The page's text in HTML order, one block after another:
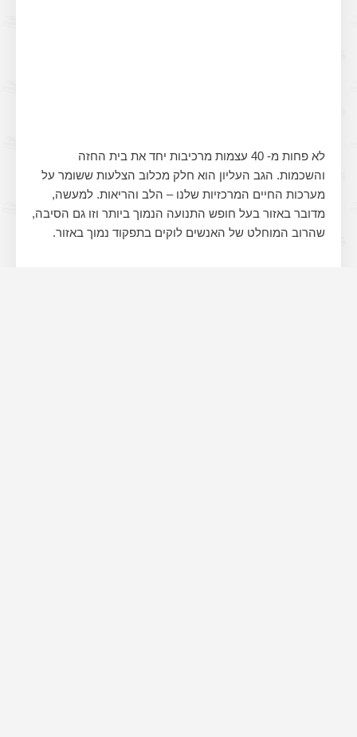
לא פחות מ- 40 עצמות מרכיבות יחד את בית החזה
והשכמות. הגב העליון הוא חלק מכלוב הצלעות ששומר על
מערכות החיים המרכזיות שלנו – הלב והריאות. למעשה,
מדובר באזור בעל חופש התנועה הנמוך ביותר וזו גם הסיבה,
שהרוב המוחלט של האנשים לוקים בתפקוד נמוך באזור.